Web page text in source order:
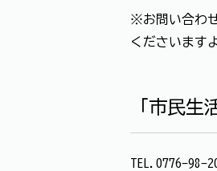
※お問い合わ
くださいます
「市民
TEL.0776-98-